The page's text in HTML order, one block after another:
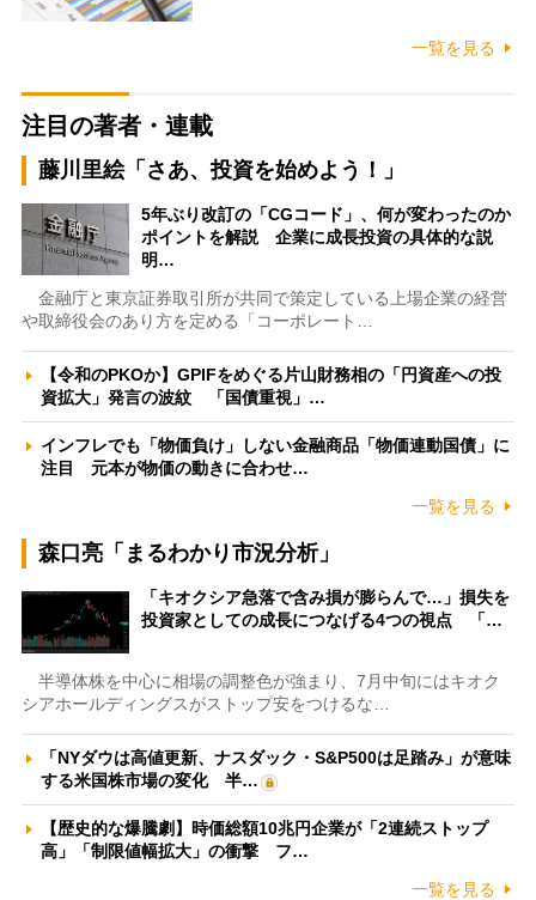
一覧を見る
注目の著者・連載
藤川里絵「さあ、投資を始めよう！」
5年ぶり改訂の「CGコード」、何が変わったのか
ポイントを解説 企業に成長投資の具体的な説
明…
金融庁と東京証券取引所が共同で策定している上場企業の経営
や取締役会のあり方を定める「コーポレート…
【令和のPKOか】GPIFをめぐる片山財務相の「円資産への投
資拡大」発言の波紋 「国債重視」…
インフレでも「物価負け」しない金融商品「物価連動国債」に
注目 元本が物価の動きに合わせ…
一覧を見る
森口亮「まるわかり市況分析」
「キオクシア急落で含み損が膨らんで…」損失を
投資家としての成長につなげる4つの視点 「…
半導体株を中心に相場の調整色が強まり、7月中旬にはキオク
シアホールディングスがストップ安をつけるな…
「NYダウは高値更新、ナスダック・S&P500は足踏み」が意味
する米国株市場の変化 半…
【歴史的な爆騰劇】時価総額10兆円企業が「2連続ストップ
高」「制限値幅拡大」の衝撃 フ…
一覧を見る